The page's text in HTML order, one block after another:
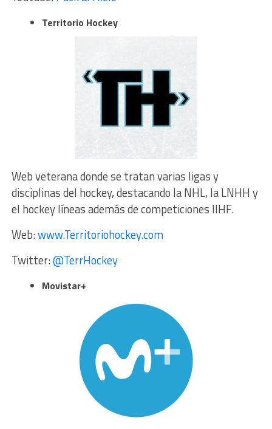
Territorio Hockey
Web veterana donde se tratan varias ligas y
disciplinas del hockey, destacando la NHL, la LNHH y
el hockey líneas además de competiciones IIHF.
Web:www.Territoriohockey.com
Twitter:@TerrHockey
Movistar+